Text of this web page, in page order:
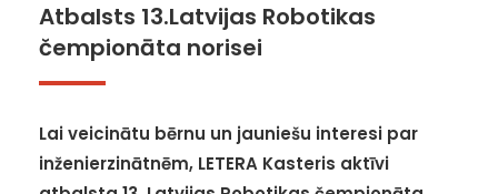
Atbalsts 13.Latvijas Robotikas
čempionāta norisei
Lai veicinātu bērnu un jauniešu interesi par
inženierzinātnēm, LETERA Kasteris aktīvi